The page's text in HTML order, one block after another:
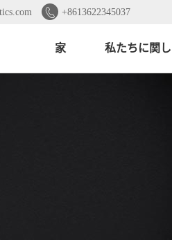
 +8613622345037
家 私たちに関